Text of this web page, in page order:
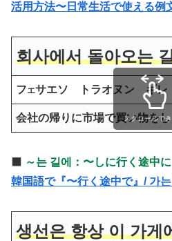
活用方法〜日常生活で使える例
회사에서 돌아오는
フエサエソ トラオヌン ギ
会社の帰りに市場で買い物をし
スクロールで
～는 길에：〜しに行く途中に
韓国語で『〜行く途中で』/ 가
생선은 항상 이 가게